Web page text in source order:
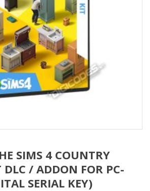
SIMS 4 COUNTRY
/ ADDON FOR PC-
SERIAL KEY)